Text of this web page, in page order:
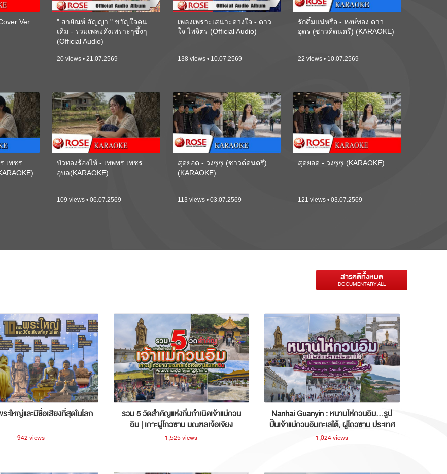
Ver.
" สายัณห์ สัญญา " ขวัญใจคน
เดิม - รวมเพลงดังเพราะๆซึ้งๆ
(Official Audio)
20 views • 21.07.2569
เพลงเพราะเสนาะดวงใจ - ดาว
ใจ ไพจิตร (Official Audio)
138 views • 10.07.2569
รักติ๋มแน่หรือ - หงษ์ทอง ดาว
อุดร (ซาวด์ดนตรี) (KARAOKE)
22 views • 10.07.2569
เพชร
บัวทองร้องไห้ - เทพพร เพชร
อุบล(KARAOKE)
109 views • 06.07.2569
สุดยอด - วงซูซู (ซาวด์ดนตรี)
(KARAOKE)
113 views • 03.07.2569
สุดยอด - วงซูซู (KARAOKE)
121 views • 03.07.2569
สารคดีทั้งหมด
DOCUMENTARY ALL
ะใหญ่และมีชื่อเสียงที่สุดในโลก
942 views
รวม 5 วัดสำคัญแห่งถิ่นกำเนิดเจ้าแม่กวน
อิม | เกาะผู่โถวซาน มณฑลเจ้อเจียง
ประเทศจีน
1,525 views
Nanhai Guanyin : หนานไห่กวนอิม...รูป
ปั้นเจ้าแม่กวนอิมทะเลใต้, ผู่โถวซาน ประเทศ
จีน
1,024 views